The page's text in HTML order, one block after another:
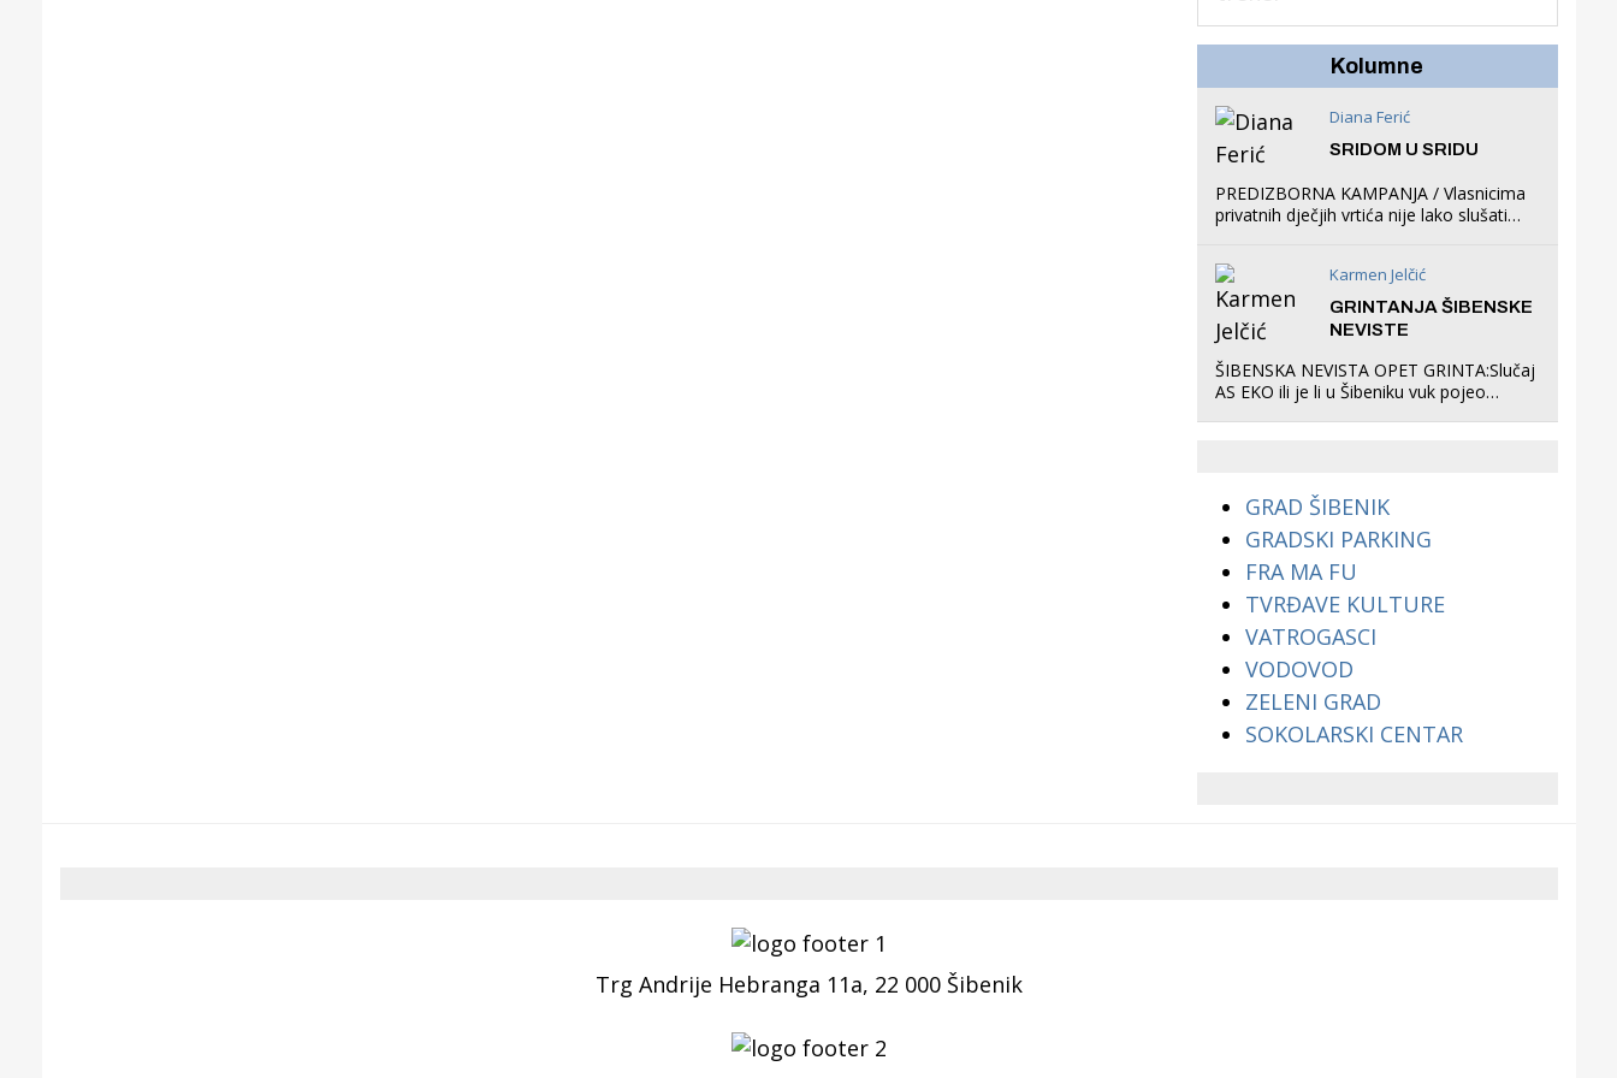
organizirao dječje
Kolumne
Diana Ferić
SRIDOM U SRIDU
PREDIZBORNA KAMPANJA / Vlasnicima
privatnih dječjih vrtića nije lako slušati
što oni rade u Šibeniku ne postoji
Karmen Jelčić
GRINTANJA ŠIBENSKE
NEVISTE
ŠIBENSKA NEVISTA OPET GRINTA:Slučaj
AS EKO ili je li u Šibeniku vuk pojeo
GRAD ŠIBENIK
GRADSKI PARKING
FRA MA FU
TVRĐAVE KULTURE
VATROGASCI
VODOVOD
ZELENI GRAD
SOKOLARSKI CENTAR
Trg Andrije Hebranga 11a, 22 000 Šibenik